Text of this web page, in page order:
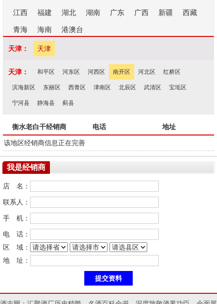
江西 福建 湖北 湖南 广东 广西 新疆 西藏
青海 海南 港澳台
天津： 天津
天津： 和平区 河东区 河西区 南开区 河北区 红桥区
滨海新区 东丽区 西青区 津南区 北辰区 武清区 宝坻区
宁河县 静海县 蓟县
衡水老白干经销商 电话 地址
该地区经销商信息正在完善
我是经销商
店 名：
联系人：
手 机：
电 话：
区 域：
地 址：